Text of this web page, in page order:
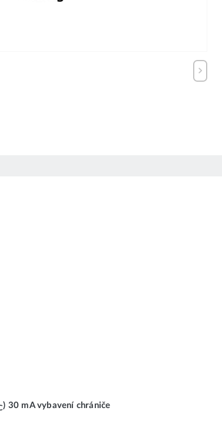
) 30 mA vybavení chrániče